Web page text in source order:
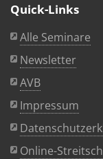
Quick-Links
Alle Seminare
Newsletter
AVB
Impressum
Online-